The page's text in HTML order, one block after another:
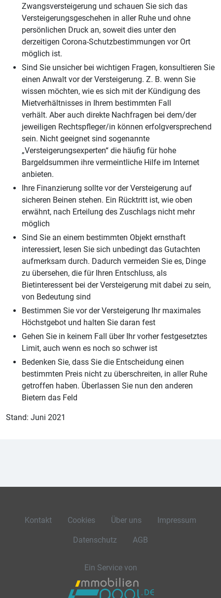
Zwangsversteigerung und schauen Sie sich das
Versteigerungsgeschehen in aller Ruhe und ohne
persönlichen Druck an, soweit dies unter den
derzeitigen Corona-Schutzbestimmungen vor Ort
möglich ist.
Sind Sie unsicher bei wichtigen Fragen, konsultieren Sie
einen Anwalt vor der Versteigerung. Z. B. wenn Sie
wissen möchten, wie es sich mit der Kündigung des
Mietverhältnisses in Ihrem bestimmten Fall
verhält. Aber auch direkte Nachfragen bei dem/der
jeweiligen Rechtspfleger/in können erfolgversprechend
sein. Nicht geeignet sind sogenannte
„Versteigerungsexperten“ die häufig für hohe
Bargeldsummen ihre vermeintliche Hilfe im Internet
anbieten.
Ihre Finanzierung sollte vor der Versteigerung auf
sicheren Beinen stehen. Ein Rücktritt ist, wie oben
erwähnt, nach Erteilung des Zuschlags nicht mehr
möglich
Sind Sie an einem bestimmten Objekt ernsthaft
interessiert, lesen Sie sich unbedingt das Gutachten
aufmerksam durch. Dadurch vermeiden Sie es, Dinge
zu übersehen, die für Ihren Entschluss, als
Bietinteressent bei der Versteigerung mit dabei zu sein,
von Bedeutung sind
Bestimmen Sie vor der Versteigerung Ihr maximales
Höchstgebot und halten Sie daran fest
Gehen Sie in keinem Fall über Ihr vorher festgesetztes
Limit, auch wenn es noch so schwer ist
Bedenken Sie, dass Sie die Entscheidung einen
bestimmten Preis nicht zu überschreiten, in aller Ruhe
getroffen haben. Überlassen Sie nun den anderen
Bietern das Feld
Stand: Juni 2021
Kontakt Cookies Über uns Impressum
Datenschutz AGB
Ein Service von